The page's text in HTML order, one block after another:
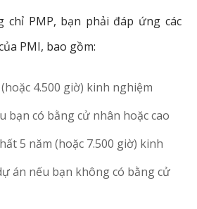
chỉ PMP, bạn phải đáp ứng các
PMI, bao gồm:
4.500 giờ) kinh nghiệm
bạn có bằng cử nhân hoặc cao
5 năm (hoặc 7.500 giờ) kinh
án nếu bạn không có bằng cử